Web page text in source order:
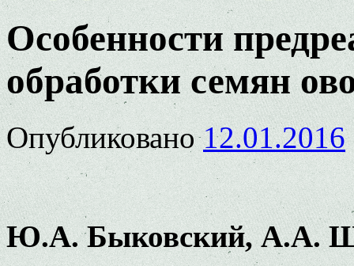
Особенности
обработки семян
Опубликовано 12.01.2016
Ю.А. Быковский, А.А.